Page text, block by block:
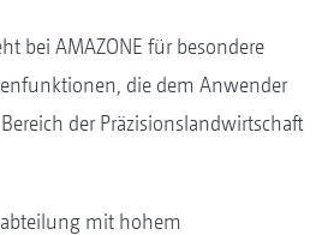
bei AMAZONE für besondere
die dem Anwender
der Präzisionslandwirtschaft
mit hohem